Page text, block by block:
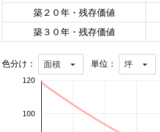
築２０年・残存価値
築３０年・残存価値
色分け： 面積 単位： 坪
100
120